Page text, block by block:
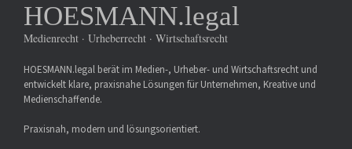
HOESMANN.legal
Medienrecht · Urheberrecht · Wirtschaftsrecht
HOESMANN.legal berät im Medien-, Urheber- und Wirtschaftsrecht und
entwickelt klare, praxisnahe Lösungen für Unternehmen, Kreative und
Medienschaffende.
Praxisnah, modern und lösungsorientiert.